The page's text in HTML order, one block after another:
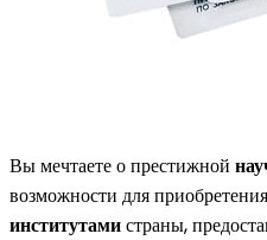
Вы мечтаете о престижной
возможности для
институтамистраны,